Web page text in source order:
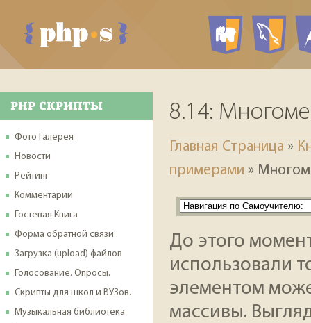
PHP
PHP СКРИПТЫ
Фото Галерея
Новости
Рейтинг
Комментарии
Гостевая Книга
Форма обратной связи
Загрузка (upload) файлов
Голосование. Опросы.
Скрипты для школ и ВУЗов.
Музыкальная библиотека
8.14:
Главная Страница »
примерами »
До этого
использовали
элементом
массивы.